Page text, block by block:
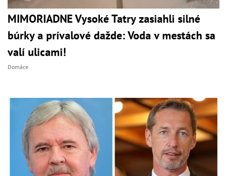
MIMORIADNE Vysoké Tatry zasiahli silné
búrky a prívalové dažde: Voda v mestách sa
valí ulicami!
Domáce